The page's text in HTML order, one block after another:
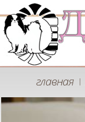
главная |